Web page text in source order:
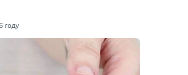
году